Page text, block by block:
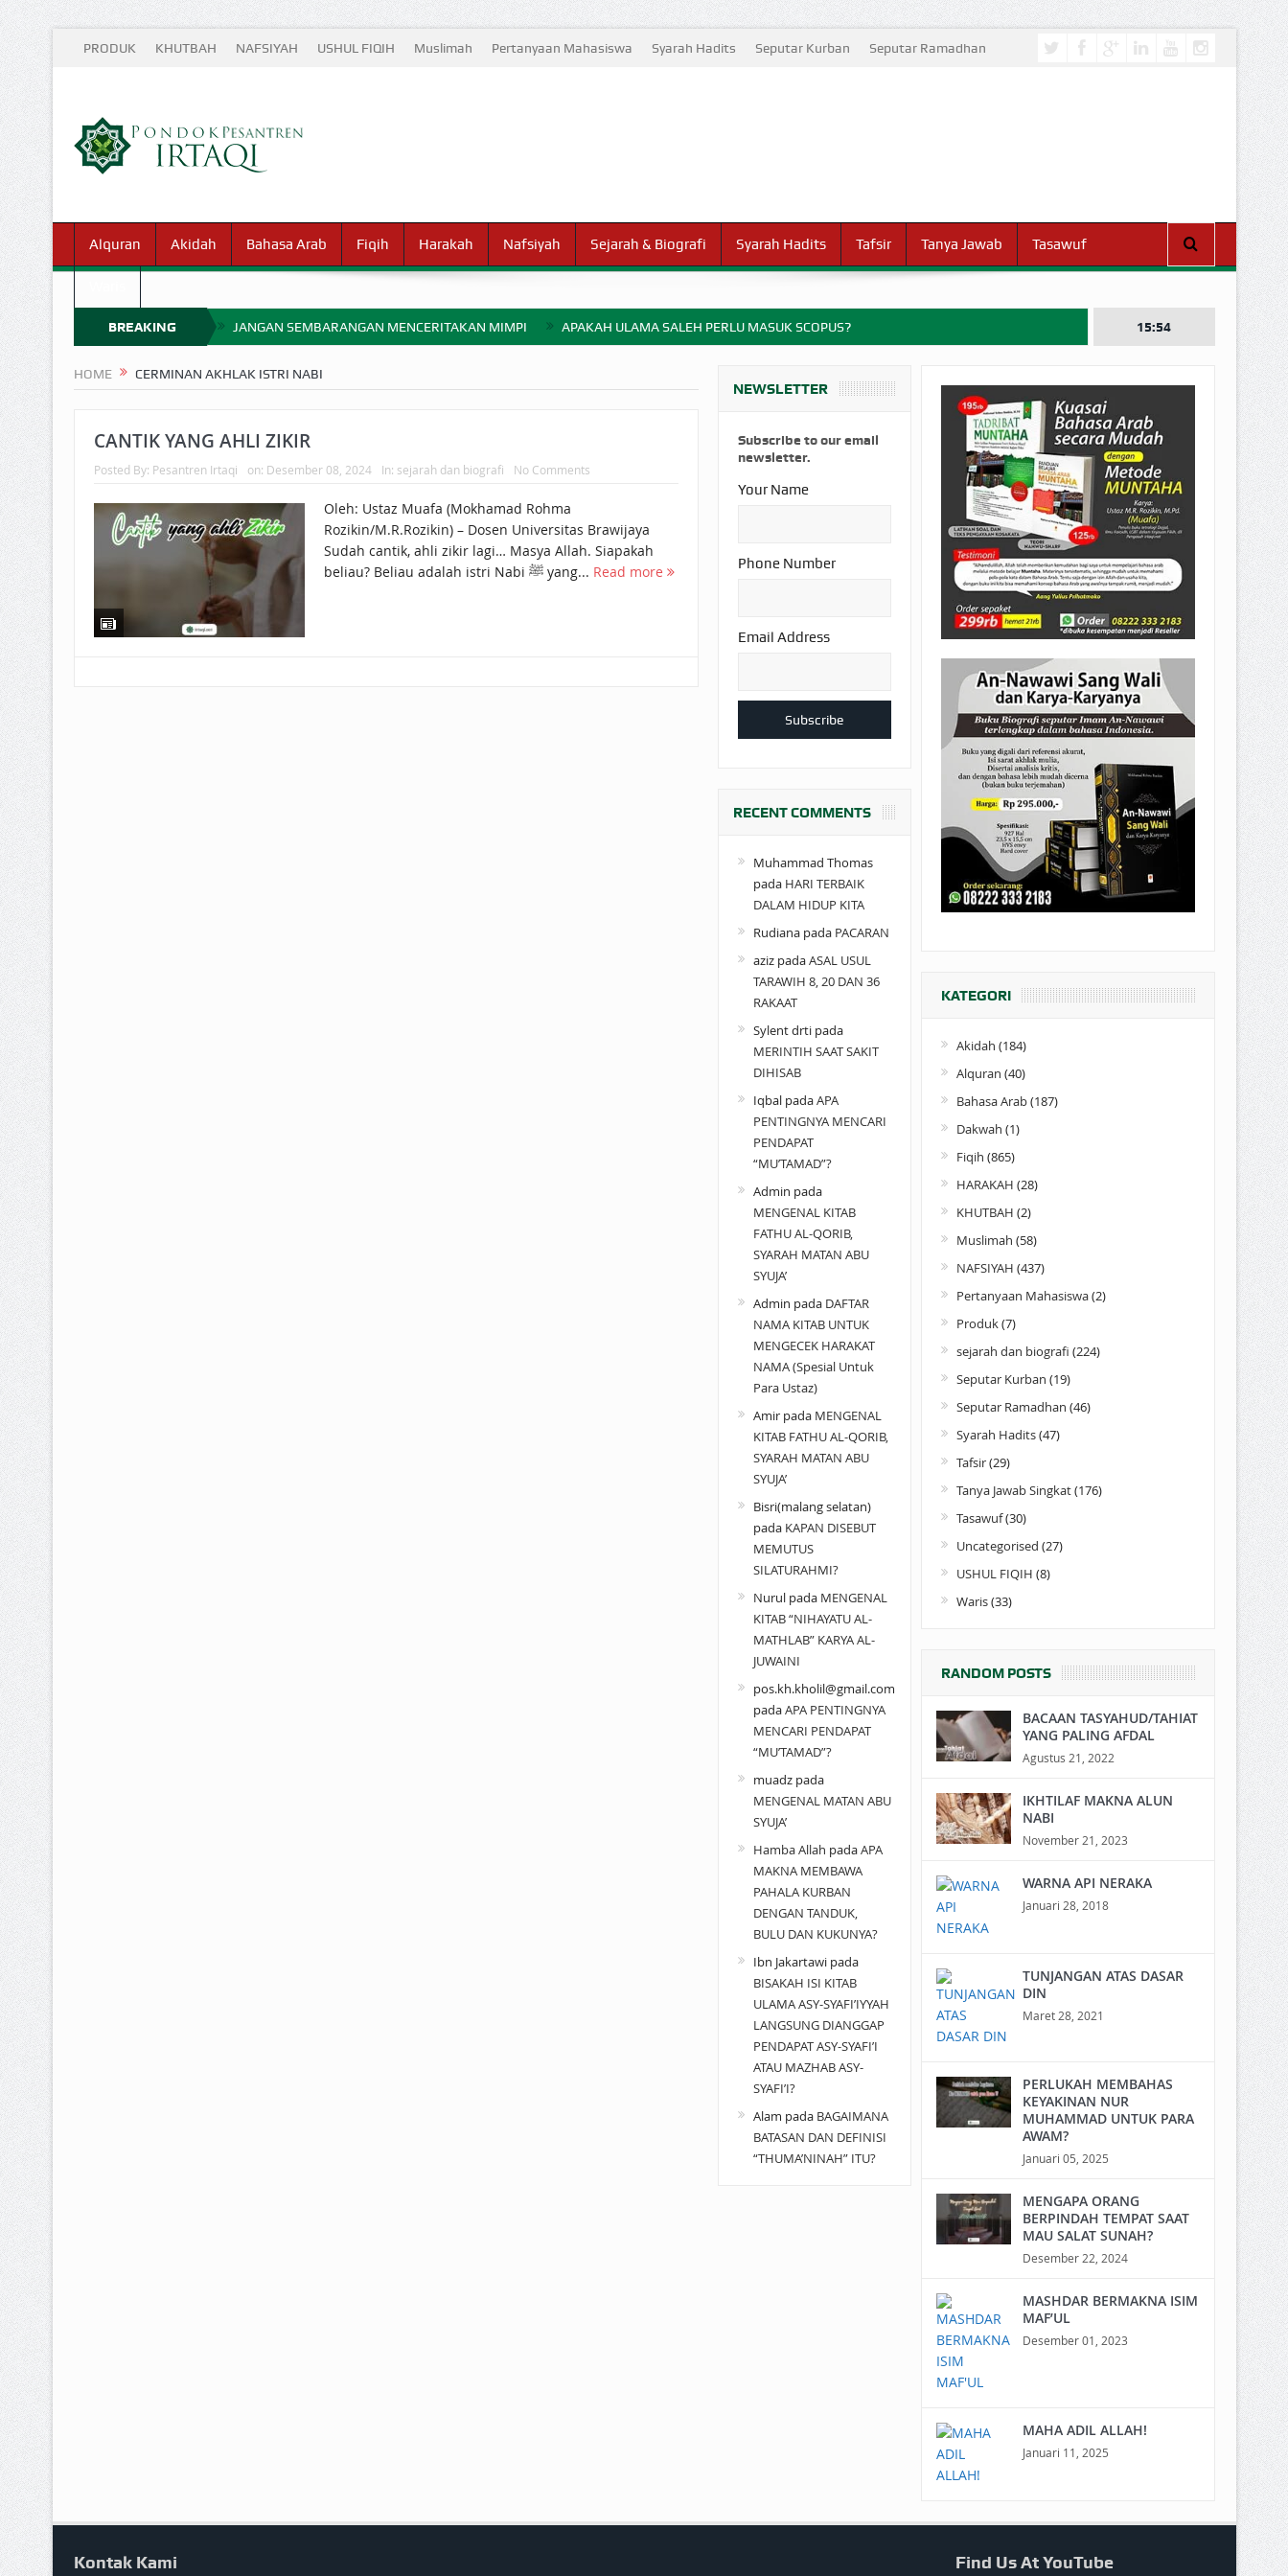
PRODUK KHUTBAH NAFSIYAH USHUL FIQIH Muslimah Pertanyaan Mahasiswa Syarah Hadits Seputar Kurban Seputar Ramadhan
Alquran Akidah Bahasa Arab Fiqih Harakah Nafsiyah Sejarah & Biografi Syarah Hadits Tafsir Tanya Jawab Tasawuf
BREAKING
NEWS
JANGAN SEMBARANGAN MENCERITAKAN MIMPI APAKAH ULAMA SALEH PERLU MASUK SCOPUS?
HAKIKAT NIKMAT DI DUNIA!
BAGAIMANA CARA MEMBAYAR ZAKAT UANG? UANG HARAM BISA MENJADI HALAL JIKA SEBAB KEPEMILIKANNYA BERUBAH
ISTIDLAL BATIL VS ISTIDLAL SYAR’I BAHASA CINTA KARENA ALLAH HUKUM MEMBAYAR ZAKAT DENGAN CARA MENGANGSUR
HUKUM MEMBAYAR ZAKAT KEPADA KERABAT SENDIRI
15:54
HOME CERMINAN AKHLAK ISTRI NABI
CANTIK YANG AHLI ZIKIR
Posted By: Pesantren Irtaqi on: Desember 08, 2024 In: sejarah dan biografi No Comments
Oleh: Ustaz Muafa (Mokhamad Rohma
Rozikin/M.R.Rozikin) – Dosen Universitas Brawijaya
Sudah cantik, ahli zikir lagi… Masya Allah. Siapakah
beliau? Beliau adalah istri Nabi ﷺ yang... Read more
NEWSLETTER
Subscribe to our email
newsletter.
Your Name
Phone Number
Email Address
RECENT COMMENTS
Muhammad Thomas
pada HARI TERBAIK
DALAM HIDUP KITA
Rudianapada PACARAN
azizpadaASAL USUL
TARAWIH 8, 20 DAN 36
RAKAAT
Sylent drtipada
MERINTIH SAAT SAKIT
DIHISAB
IqbalpadaAPA
PENTINGNYA MENCARI
PENDAPAT
“MU’TAMAD”?
Admin pada
MENGENAL KITAB
FATHU AL-QORIB,
SYARAH MATAN ABU
SYUJA’
Admin pada DAFTAR
NAMA KITAB UNTUK
MENGECEK HARAKAT
NAMA (Spesial Untuk
Para Ustaz)
Amirpada MENGENAL
KITAB FATHU AL-QORIB,
SYARAH MATAN ABU
SYUJA’
Bisri(malang selatan)
pada KAPAN DISEBUT
MEMUTUS
SILATURAHMI?
Nurulpada MENGENAL
KITAB “NIHAYATU AL-
MATHLAB” KARYA AL-
JUWAINI
pos.kh.kholil@gmail.com
padaAPA PENTINGNYA
MENCARI PENDAPAT
“MU’TAMAD”?
muadzpada
MENGENAL MATAN ABU
SYUJA’
Hamba Allah padaAPA
MAKNA MEMBAWA
PAHALA KURBAN
DENGAN TANDUK,
BULU DAN KUKUNYA?
Ibn Jakartawipada
BISAKAH ISI KITAB
ULAMA ASY-SYAFI’IYYAH
LANGSUNG DIANGGAP
PENDAPAT ASY-SYAFI’I
ATAU MAZHAB ASY-
SYAFI’I?
Alam pada BAGAIMANA
BATASAN DAN DEFINISI
“THUMA’NINAH” ITU?
KATEGORI
Akidah (184)
Alquran (40)
Bahasa Arab(187)
Dakwah (1)
Fiqih (865)
HARAKAH (28)
KHUTBAH (2)
Muslimah (58)
NAFSIYAH (437)
Pertanyaan Mahasiswa(2)
Produk(7)
sejarah dan biografi (224)
Seputar Kurban (19)
Seputar Ramadhan (46)
Syarah Hadits(47)
Tafsir(29)
Tanya Jawab Singkat(176)
Tasawuf(30)
Uncategorised (27)
USHUL FIQIH (8)
Waris(33)
RANDOM POSTS
BACAAN TASYAHUD/TAHIAT
YANG PALING AFDAL
Agustus 21, 2022
IKHTILAF MAKNA ALUN
NABI
November 21, 2023
WARNA API NERAKA
Januari 28, 2018
TUNJANGAN ATAS DASAR
DIN
Maret 28, 2021
PERLUKAH MEMBAHAS
KEYAKINAN NUR
MUHAMMAD UNTUK PARA
AWAM?
Januari 05, 2025
MENGAPA ORANG
BERPINDAH TEMPAT SAAT
MAU SALAT SUNAH?
Desember 22, 2024
MASHDAR BERMAKNA ISIM
MAF’UL
Desember 01, 2023
MAHA ADIL ALLAH!
Januari 11, 2025
Kontak Kami Find Us At YouTube